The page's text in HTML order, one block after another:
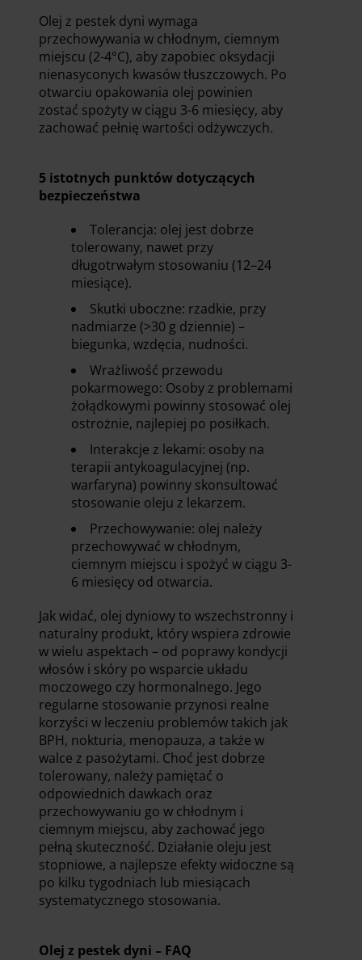
Olej z pestek dyni wymaga
przechowywania w chłodnym, ciemnym
miejscu (2-4°C), aby zapobiec oksydacji
nienasyconych kwasów tłuszczowych. Po
otwarciu opakowania olej powinien
zostać spożyty w ciągu 3-6 miesięcy, aby
zachować pełnię wartości odżywczych.
5 istotnych punktów dotyczących
bezpieczeństwa
Tolerancja: olej jest dobrze
tolerowany, nawet przy
długotrwałym stosowaniu (12–24
miesiące).
Skutki uboczne: rzadkie, przy
nadmiarze (>30 g dziennie) –
biegunka, wzdęcia, nudności.
Wrażliwość przewodu
pokarmowego: Osoby z problemami
żołądkowymi powinny stosować olej
ostrożnie, najlepiej po posiłkach.
Interakcje z lekami: osoby na
terapii antykoagulacyjnej (np.
warfaryna) powinny skonsultować
stosowanie oleju z lekarzem.
Przechowywanie: olej należy
przechowywać w chłodnym,
ciemnym miejscu i spożyć w ciągu 3-
6 miesięcy od otwarcia.
Jak widać, olej dyniowy to wszechstronny i
naturalny produkt, który wspiera zdrowie
w wielu aspektach – od poprawy kondycji
włosów i skóry po wsparcie układu
moczowego czy hormonalnego. Jego
regularne stosowanie przynosi realne
korzyści w leczeniu problemów takich jak
BPH, nokturia, menopauza, a także w
walce z pasożytami. Choć jest dobrze
tolerowany, należy pamiętać o
odpowiednich dawkach oraz
przechowywaniu go w chłodnym i
ciemnym miejscu, aby zachować jego
pełną skuteczność. Działanie oleju jest
stopniowe, a najlepsze efekty widoczne są
po kilku tygodniach lub miesiącach
systematycznego stosowania.
Olej z pestek dyni – FAQ